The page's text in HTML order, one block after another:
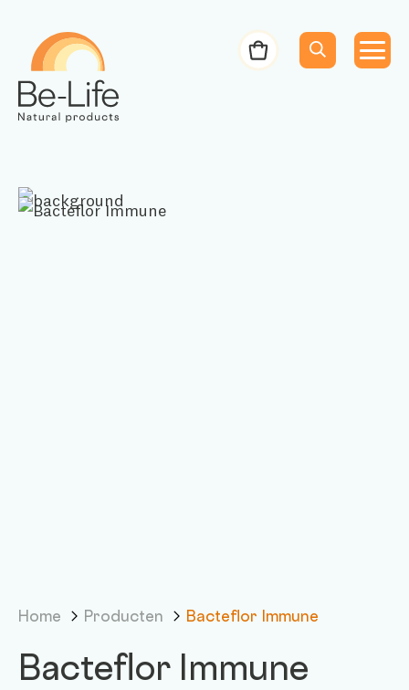
Menu
Menu
Zoekopdracht
Bestelbon
Home Producten Bacteflor Immune
Bacteflor Immune